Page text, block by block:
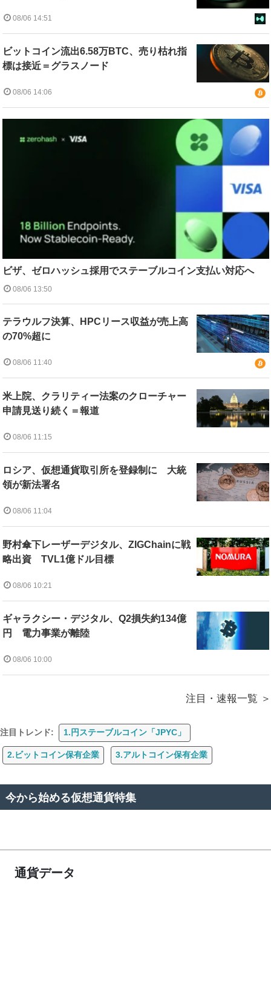
08/06 14:51
ビットコイン流出6.58万BTC、売り枯れ指
標は接近＝グラスノード
08/06 14:06
ビザ、ゼロハッシュ採用でステーブルコイン支払い対応へ
08/06 13:50
テラウルフ決算、HPCリース収益が売上高
の70%超に
08/06 11:40
米上院、クラリティー法案のクローチャー
申請見送り続く＝報道
08/06 11:15
ロシア、仮想通貨取引所を登録制に 大統
領が新法署名
08/06 11:04
野村傘下レーザーデジタル、ZIGChainに戦
略出資 TVL1億ドル目標
08/06 10:21
ギャラクシー・デジタル、Q2損失約134億
円 電力事業が離陸
08/06 10:00
注目・速報一覧
注目トレンド: 1.円ステーブルコイン「JPYC」
2.ビットコイン保有企業 3.アルトコイン保有企業
今から始める仮想通貨特集
通貨データ